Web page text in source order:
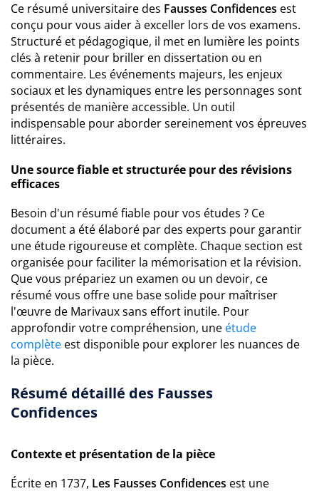
Ce résumé universitaire des Fausses Confidences est
conçu pour vous aider à exceller lors de vos examens.
Structuré et pédagogique, il met en lumière les points
clés à retenir pour briller en dissertation ou en
commentaire. Les événements majeurs, les enjeux
sociaux et les dynamiques entre les personnages sont
présentés de manière accessible. Un outil
indispensable pour aborder sereinement vos épreuves
littéraires.
Une source fiable et structurée pour des révisions
efficaces
Besoin d'un résumé fiable pour vos études ? Ce
document a été élaboré par des experts pour garantir
une étude rigoureuse et complète. Chaque section est
organisée pour faciliter la mémorisation et la révision.
Que vous prépariez un examen ou un devoir, ce
résumé vous offre une base solide pour maîtriser
l'œuvre de Marivaux sans effort inutile. Pour
approfondir votre compréhension, une étude
complète est disponible pour explorer les nuances de
la pièce.
Résumé détaillé des Fausses
Confidences
Contexte et présentation de la pièce
Écrite en 1737, Les Fausses Confidences est une